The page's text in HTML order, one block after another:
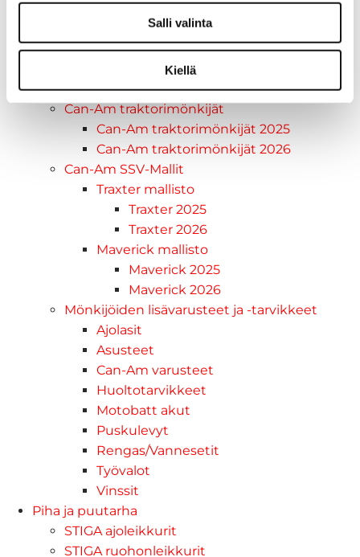
Salli valinta
Kiellä
TELAMATOT
Vapaa-aika
Variaattorin hihnat
Woody's ohjausraudat
Mönkijät
Can-Am traktorimönkijät
Can-Am traktorimönkijät 2025
Can-Am traktorimönkijät 2026
Can-Am SSV-Mallit
Traxter mallisto
Traxter 2025
Traxter 2026
Maverick mallisto
Maverick 2025
Maverick 2026
Mönkijöiden lisävarusteet ja -tarvikkeet
Ajolasit
Asusteet
Can-Am varusteet
Huoltotarvikkeet
Motobatt akut
Puskulevyt
Rengas/Vannesetit
Työvalot
Vinssit
Piha ja puutarha
STIGA ajoleikkurit
STIGA ruohonleikkurit